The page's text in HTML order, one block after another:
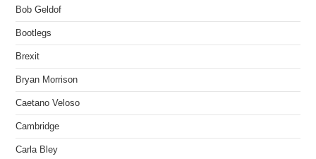
Bob Geldof
Bootlegs
Brexit
Bryan Morrison
Caetano Veloso
Cambridge
Carla Bley